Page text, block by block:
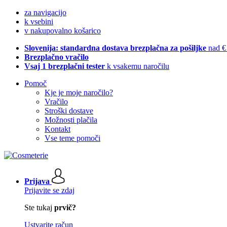
za navigacijo
k vsebini
v nakupovalno košarico
Slovenija: standardna dostava brezplačna za pošiljke nad
Brezplačno vračilo
Vsaj 1 brezplačni tester k vsakemu naročilu
Pomoč
Kje je moje naročilo?
Vračilo
Stroški dostave
Možnosti plačila
Kontakt
Vse teme pomoči
Prijava
Prijavite se zdaj
Ste tukaj prvič?
Ustvarite račun